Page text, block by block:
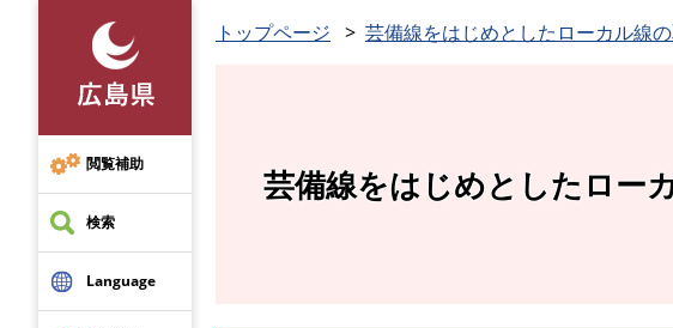
先
頭
で
す
閲覧補助
検索
Language
トップページ 芸備線をはじめとしたローカル線
芸備線をはじめとしたロー